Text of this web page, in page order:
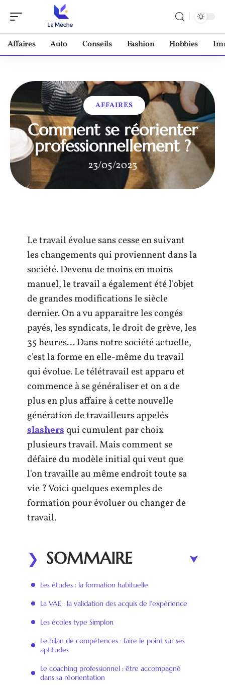
Affaires Auto Conseils Fashion Hobbies
AFFAIRES
Comment se réorienter
professionnellement ?
23/05/2023
Le travail évolue sans cesse en suivant
les changements qui proviennent dans la
société. Devenu de moins en moins
manuel, le travail a également été l'objet
de grandes modifications le siècle
dernier. On a vu apparaitre les congés
payés, les syndicats, le droit de grève, les
35 heures… Dans notre société actuelle,
c'est la forme en elle-même du travail
qui évolue. Le télétravail est apparu et
commence à se généraliser et on a de
plus en plus affaire à cette nouvelle
génération de travailleurs appelés
slashersqui cumulent par choix
plusieurs travail. Mais comment se
défaire du modèle initial qui veut que
l'on travaille au même endroit toute sa
vie ? Voici quelques exemples de
formation pour évoluer ou changer de
travail.
SOMMAIRE
Les études : la formation habituelle
La VAE : la validation des acquis de l'expérience
Les écoles type Simplon
Le bilan de compétences : faire le point sur ses
aptitudes
Le coaching professionnel : être accompagné
dans sa réorientation